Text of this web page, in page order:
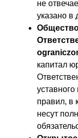
не
указано в
капитал
правил, в
несут